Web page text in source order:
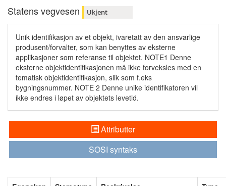
Statens vegvesen Ukjent
Unik identifikasjon av et objekt, ivaretatt av den ansvarlige
produsent/forvalter, som kan benyttes av eksterne
applikasjoner som referanse til objektet. NOTE1 Denne
eksterne objektidentifikasjonen må ikke forveksles med en
tematisk objektidentifikasjon, slik som f.eks
bygningsnummer. NOTE 2 Denne unike identifikatoren vil
ikke endres i løpet av objektets levetid.
Attributter
SOSI syntaks